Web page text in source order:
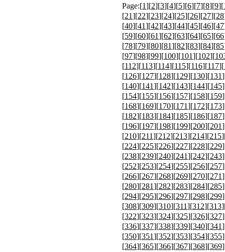
Page:[1][2][3][4][5][6][7][8][9][
[21][22][23][24][25][26][27][28
[40][41][42][43][44][45][46][47
[59][60][61][62][63][64][65][66
[78][79][80][81][82][83][84][85
[97][98][99][100][101][102][
[112][113][114][115][116][117][
[126][127][128][129][130][131
[140][141][142][143][144][145
[154][155][156][157][158][159
[168][169][170][171][172][173
[182][183][184][185][186][187
[196][197][198][199][200][201
[210][211][212][213][214][215
[224][225][226][227][228][229
[238][239][240][241][242][243
[252][253][254][255][256][257
[266][267][268][269][270][271
[280][281][282][283][284][285
[294][295][296][297][298][299
[308][309][310][311][312][313
[322][323][324][325][326][327
[336][337][338][339][340][341
[350][351][352][353][354][355
[364][365][366][367][368][369